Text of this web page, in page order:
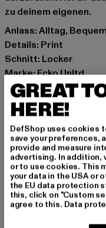
zu deinem eigenen.
Anlass: Alltag,
Details: Print
Schnitt: Locker
Marke: Ecko Unltd.
Kat.: T-Shirts
Farbe: grün
Hersteller Farbe:
Art.Nr: ECKOTS1200-
Hersteller: TB
Dr.-Robert-Murjahn-
DE
GREAT
HERE!
DefShop uses cookies
save your preferences,
provide and measure
advertising. In
or to use cookies. This
your data in the USA or
the EU data protection
this, click on "Custom
agree to this. Data